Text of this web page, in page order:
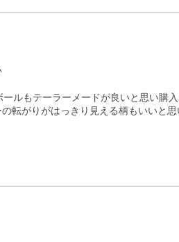
ルもテーラーメードが良いと思い購
転がりがはっきり見える柄もいいと